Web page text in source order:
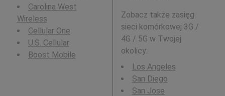
Carolina West
Wireless
Cellular One
U.S. Cellular
Boost Mobile
Zobacz także zasięg
sieci komórkowej 3G /
4G / 5G w Twojej
okolicy:
Los Angeles
San Diego
San Jose